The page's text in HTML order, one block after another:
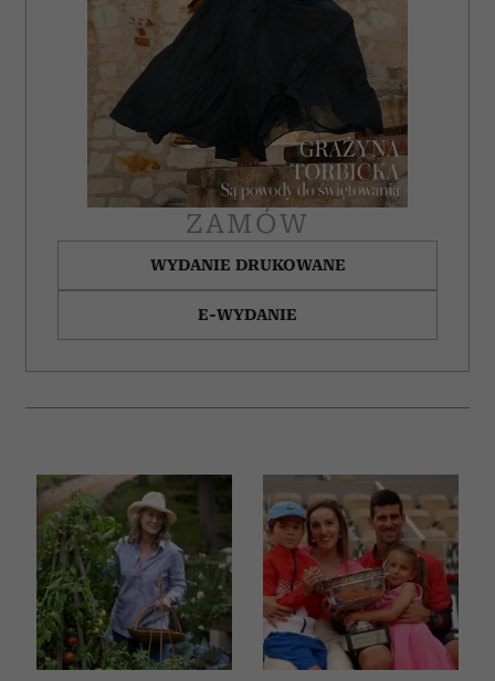
ZAMÓW
WYDANIE DRUKOWANE
E-WYDANIE